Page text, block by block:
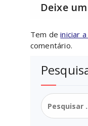
Deixe
Tem deiniciar
comentário.
Pesquisar
por: